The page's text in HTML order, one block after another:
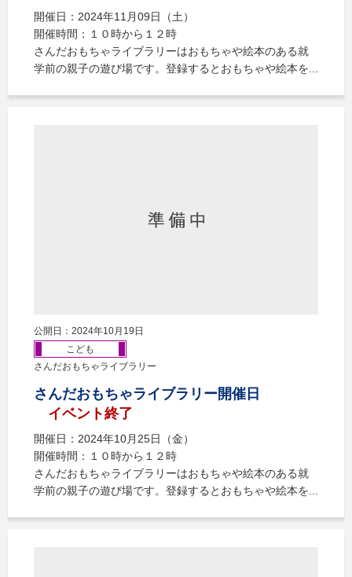
開催日：2024年11月09日（土）
開催時間：１０時から１２時
さんだおもちゃライブラリーはおもちゃや絵本のある就
学前の親子の遊び場です。登録するとおもちゃや絵本を...
公開日：2024年10月19日
こども
さんだおもちゃライブラリー
さんだおもちゃライブラリー開催日
イベント終了
開催日：2024年10月25日（金）
開催時間：１０時から１２時
さんだおもちゃライブラリーはおもちゃや絵本のある就
学前の親子の遊び場です。登録するとおもちゃや絵本を...